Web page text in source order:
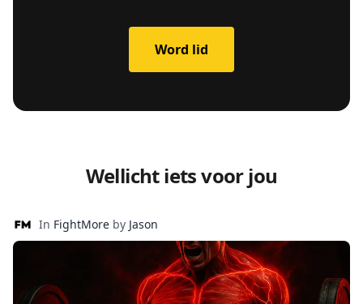
Word lid
Wellicht iets voor jou
In FightMore by Jason